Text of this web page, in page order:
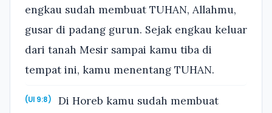
engkau sudah membuat TUHAN, Allahmu,
gusar di padang gurun. Sejak engkau keluar
dari tanah Mesir sampai kamu tiba di
tempat ini, kamu menentang TUHAN.
(Ul 9:8)
Di Horeb kamu sudah membuat